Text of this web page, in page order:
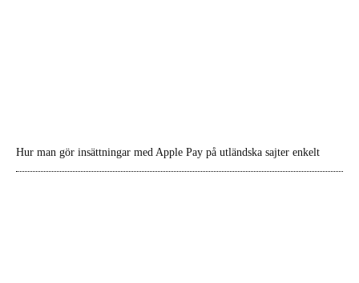
Hur man gör insättningar med Apple Pay på utländska sajter enkelt